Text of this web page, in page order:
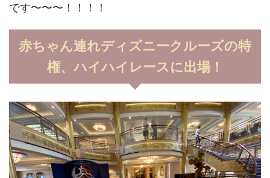
です〜〜〜！！！！
赤ちゃん連れディズニークルーズの特
権、ハイハイレースに出場！